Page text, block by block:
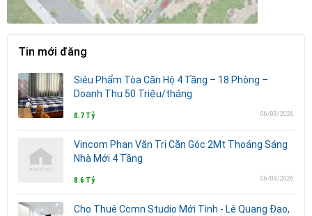
Tin mới đăng
Siêu Phẩm Tòa Căn Hộ 4 Tầng – 18 Phòng –
Doanh Thu 50 Triệu/tháng
8.7 Tỷ 06/08/2026
Vincom Phan Văn Trị Căn Góc 2Mt Thoáng Sáng
Nhà Mới 4 Tầng
8.6 Tỷ 06/08/2026
Cho Thuê Ccmn Studio Mới Tinh - Lê Quang Đạo,